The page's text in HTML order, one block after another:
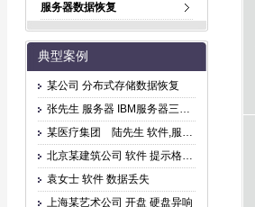
服务器数据恢复
典型案例
某公司 分布式存储数据恢复
张先生 服务器 IBM服务器三块盘坏，无法访问
某医疗集团 陆先生 软件,服务器 文件删除
北京某建筑公司 软件 提示格式化
袁女士 软件 数据丢失
上海某艺术公司 开盘 硬盘异响